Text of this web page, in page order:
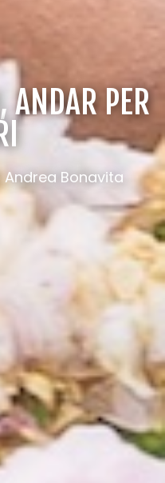
ANDAR PER
Bonavita